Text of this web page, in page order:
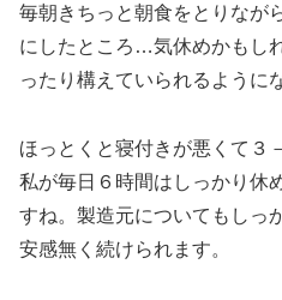
毎朝きちっと朝食をとりなが
にしたところ…気休めかもし
ったり構えていられるように
ほっとくと寝付きが悪くて３
私が毎日６時間はしっかり休
すね。製造元についてもしっ
安感無く続けられます。